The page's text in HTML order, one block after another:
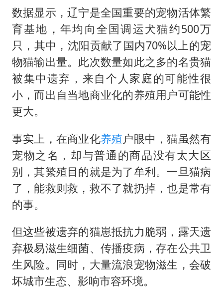
数据显示，辽宁是全国重要的宠物活体繁
育基地，年均向全国调运犬猫约500万
只，其中，沈阳贡献了国内70%以上的宠
物猫输出量。此次数量如此之多的名贵猫
被集中遗弃，来自个人家庭的可能性很
小，而出自当地商业化的养殖用户可能性
更大。
事实上，在商业化养殖户眼中，猫虽然有
宠物之名，却与普通的商品没有太大区
别，其繁殖目的就是为了牟利。一旦猫病
了，能救则救，救不了就扔掉，也是常有
的事。
但这些被遗弃的猫崽抵抗力脆弱，露天遗
弃极易滋生细菌、传播疫病，存在公共卫
生风险。同时，大量流浪宠物滋生，会破
坏城市生态、影响市容环境。